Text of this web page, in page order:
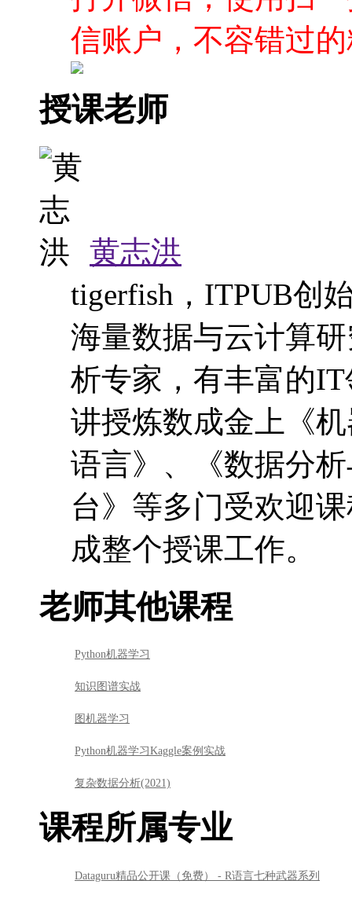
最新技术热点、 最
尽在炼数成金官方
就梦想！欢迎关注！
打开微信，使用扫
授课老师
黄志洪
tigerfish，ITPUB创
海量数据与云计算
析专家，有丰富的
语言》、《数据分
台》等多门受欢迎
成整个授课工作。
老师其他课程
Python机器学习
知识图谱实战
图机器学习